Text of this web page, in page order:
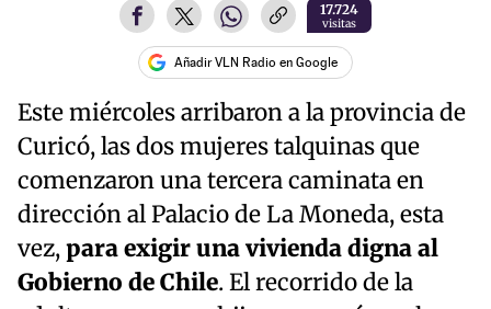
17.724
visitas
Añadir VLN Radio en Google
Este miércoles arribaron a la provincia de
Curicó, las dos mujeres talquinas que
comenzaron una tercera caminata en
dirección al Palacio de La Moneda, esta
vez,para exigir una vivienda digna al
Gobierno de Chile. El recorrido de la